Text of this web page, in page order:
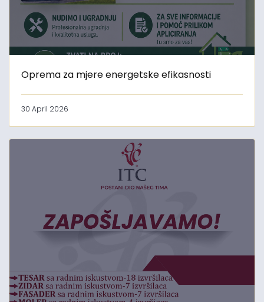
Oprema za mjere energetske efikasnosti
30 April 2026